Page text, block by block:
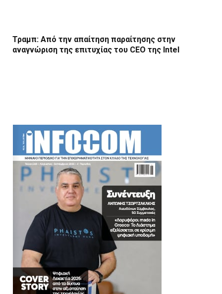
Τραμπ: Από την απαίτηση παραίτησης στην
αναγνώριση της επιτυχίας του CEO της Intel